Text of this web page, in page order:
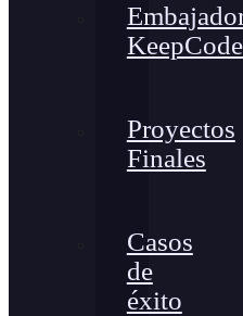
Proyectos
Finales
Casos
de
éxito